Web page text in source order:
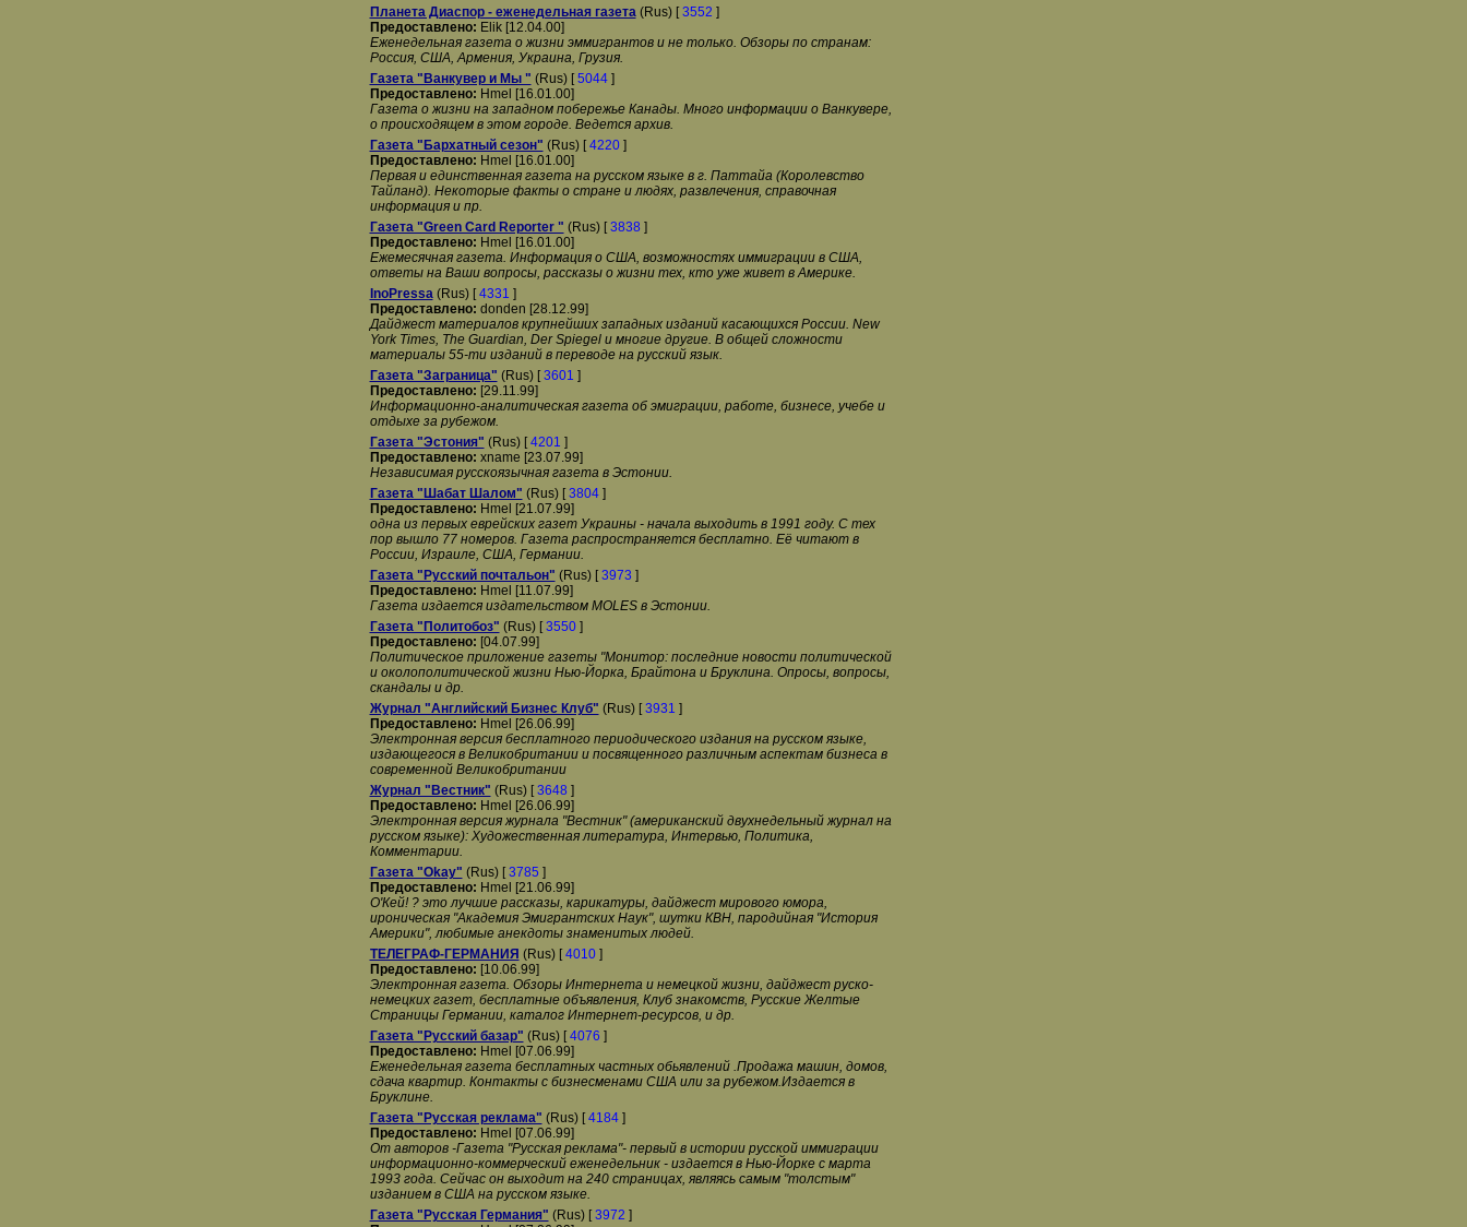
Планета Диаспор - еженедельная газета(Rus) [3552 ]
Предоставлено: Elik [12.04.00]
Еженедельная газета о жизни эммигрантов и не только. Обзоры по странам:
Россия, США, Армения, Украина, Грузия.
Газета "Ванкувер и Мы " (Rus) [5044]
Предоставлено: Hmel [16.01.00]
Газета о жизни на западном побережье Канады. Много информации о Ванкувере,
о происходящем в этом городе. Ведется архив.
Газета "Бархатный сезон" (Rus) [4220]
Предоставлено: Hmel [16.01.00]
Первая и единственная газета на русском языке в г. Паттайа (Королевство
Тайланд). Некоторые факты о стране и людях, развлечения, справочная
информация и пр.
Газета "Green Card Reporter " (Rus) [3838 ]
Предоставлено: Hmel [16.01.00]
Ежемесячная газета. Информация о США, возможностях иммиграции в США,
ответы на Ваши вопросы, рассказы о жизни тех, кто уже живет в Америке.
InoPressa(Rus) [4331 ]
Предоставлено: donden [28.12.99]
Дайджест материалов крупнейших западных изданий касающихся России. New
York Times, The Guardian, Der Spiegel и многие другие. В общей сложности
материалы 55-ти изданий в переводе на русский язык.
Газета "Заграница" (Rus) [3601 ]
Предоставлено: [29.11.99]
Информационно-аналитическая газета об эмиграции, работе, бизнесе, учебе и
отдыхе за рубежом.
Газета "Эстония" (Rus) [4201 ]
Предоставлено: xname [23.07.99]
Независимая русскоязычная газета в Эстонии.
Газета "Шабат Шалом" (Rus) [3804]
Предоставлено: Hmel [21.07.99]
одна из первых еврейских газет Украины - начала выходить в 1991 году. С тех
пор вышло 77 номеров. Газета распространяется бесплатно. Её читают в
России, Израиле, США, Германии.
Газета "Русский почтальон" (Rus) [3973 ]
Предоставлено: Hmel [11.07.99]
Газета издается издательством MOLES в Эстонии.
Газета "Политобоз" (Rus) [3550]
Предоставлено: [04.07.99]
Политическое приложение газеты "Монитор: последние новости политической
и околополитической жизни Нью-Йорка, Брайтона и Бруклина. Опросы, вопросы,
скандалы и др.
Журнал "Английский Бизнес Клуб" (Rus) [3931 ]
Предоставлено: Hmel [26.06.99]
Электронная версия бесплатного периодического издания на русском языке,
издающегося в Великобритании и посвященного различным аспектам бизнеса в
современной Великобритании
Журнал "Вестник" (Rus) [3648 ]
Предоставлено: Hmel [26.06.99]
Электронная версия журнала "Вестник" (американский двухнедельный журнал на
русском языке): Художественная литература, Интервью, Политика,
Комментарии.
Газета "Okay" (Rus) [3785 ]
Предоставлено: Hmel [21.06.99]
О'Кей! ? это лучшие рассказы, карикатуры, дайджест мирового юмора,
ироническая "Академия Эмигрантских Наук", шутки КВН, пародийная "История
Америки", любимые анекдоты знаменитых людей.
ТЕЛЕГРАФ-ГЕРМАНИЯ (Rus) [4010]
Предоставлено: [10.06.99]
Электронная газета. Обзоры Интернета и немецкой жизни, дайджест руско-
немецких газет, бесплатные объявления, Клуб знакомств, Русские Желтые
Страницы Германии, каталог Интернет-ресурсов, и др.
Газета "Русский базар" (Rus) [4076 ]
Предоставлено: Hmel [07.06.99]
Еженедельная газета бесплатных частных обьявлений .Продажа машин, домов,
сдача квартир. Контакты с бизнесменами США или за рубежом.Издается в
Бруклине.
Газета "Русская реклама" (Rus) [4184]
Предоставлено: Hmel [07.06.99]
От авторов -Газета "Русская реклама"- первый в истории русской иммиграции
информационно-коммерческий еженедельник - издается в Нью-Йорке с марта
1993 года. Сейчас он выходит на 240 страницах, являясь самым "толстым"
изданием в США на русском языке.
Газета "Русская Германия" (Rus) [3972 ]